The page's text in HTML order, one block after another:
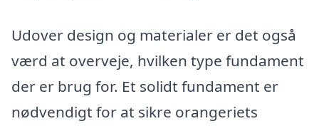
Udover design og materialer er det også
værd at overveje, hvilken type fundament
der er brug for. Et solidt fundament er
nødvendigt for at sikre orangeriets